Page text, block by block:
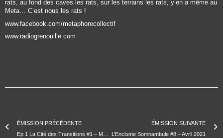
rats, au fond des caves les rats, sur les terrains les rats, y’en a même au
Meta… C’est nous les rats !
www.facebook.com/metaphorecollectif
www.radiogrenouille.com
ÉMISSION PRÉCÉDENTE
ÉMISSION SUIVANTE
L’Enclume Somnambule #8 – Avril 2021